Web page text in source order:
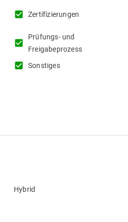
check_box Zertifizierungen
check_box
Prüfungs- und
Freigabeprozess
check_box Sonstiges
Hybrid